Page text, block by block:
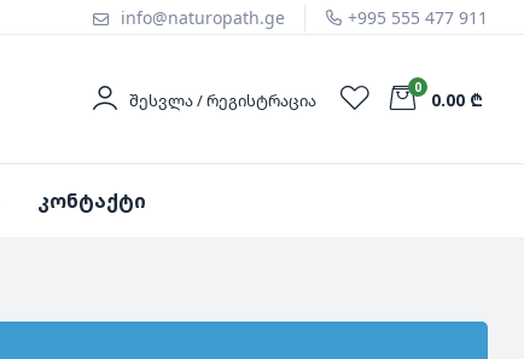
info@naturopath.ge +995 555 477 911
ᲨᲔᲡᲕᲚᲐ / ᲠᲔᲒᲘᲡᲢᲠᲐᲪᲘᲐ
0
0.00 ₾
კონტაქტი